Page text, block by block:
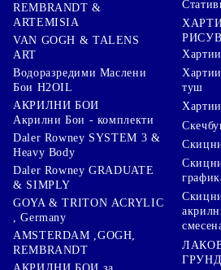
REMBRANDT &
ARTEMISIA
VAN GOGH & TALENS
ART
Водоразредими Маслени
Бои H2OIL
АКРИЛНИ БОИ
Акрилни Бои - комплекти
Daler Rowney SYSTEM 3 &
Heavy Body
Daler Rowney GRADUATE
& SIMPLY
GOYA & TRITON АCRYLIC
, Germany
AMSTERDAM ,GOGH,
REMBRANDT
туш